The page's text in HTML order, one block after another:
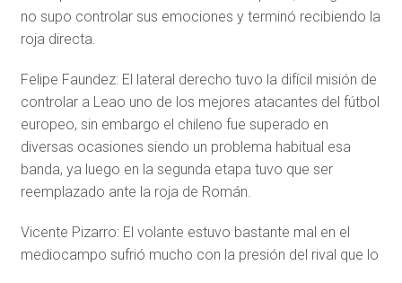
no supo controlar sus emociones y terminó recibiendo la
roja directa.
Felipe Faundez: El lateral derecho tuvo la difícil misión de
controlar a Leao uno de los mejores atacantes del fútbol
europeo, sin embargo el chileno fue superado en
diversas ocasiones siendo un problema habitual esa
banda, ya luego en la segunda etapa tuvo que ser
reemplazado ante la roja de Román.
Vicente Pizarro: El volante estuvo bastante mal en el
mediocampo sufrió mucho con la presión del rival que lo